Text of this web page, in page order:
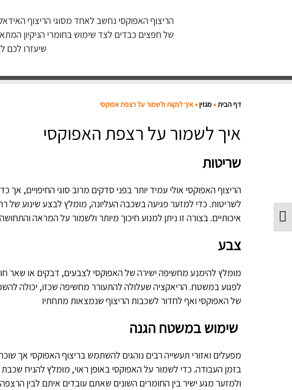
Toggle High Contrast
הריצוף האפוקסי נחשב לאחד מסוגי הריצוף
של חפצים כבדים לצד שימוש בחומרי הניקיון
שיעזרו לכם
דף הבית» מגזין»איך לנקות ולשמור על רצפת אפוקסי
איך לשמור על רצפת האפוקסי
שריטות
הריצוף האפוקסי אולי עמיד יותר בפני סדקים מרוב סוגי החיפויים, אך
לשריטות. כדי למזער פגיעה בשכבה העליונה, מומלץ לבצע שינוע של
איכותיים. בצורה זו ניתן למנוע חיכוך מיותר ולשמור על המראה
צבע
מומלץ להימנע מחשיפה ישירה של האפוקסי לצבעים, דבקים או שאר
לפגוע במשטח. הריאקציה שעלולה להתעורר מחשיפה שכזו, יכולה
של האפוקסי ואף לחדור לשכבות הריצוף שנמצאות מתחתיו
שימוש במשטח הגנה
מפעלים ואזורי תעשייה רבים נוהגים להשתמש בריצוף האפוקסי אך
בזמן העבודה. כדי לשמור על האפוקסי באופן ראוי, מומלץ להניח
ולמזער מגע ישיר בין החומרים השונים שאתם עובדים איתם לבין הרצפה